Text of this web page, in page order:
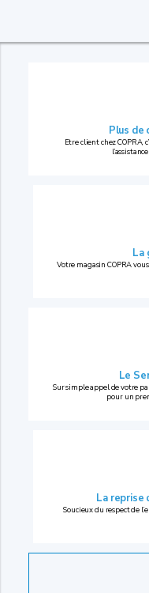
Plus de
Etre client chez COPRA,
La
Votre magasin COPRA
Le
Sur simple appel de votre
pour un
La reprise
Soucieux du respect de